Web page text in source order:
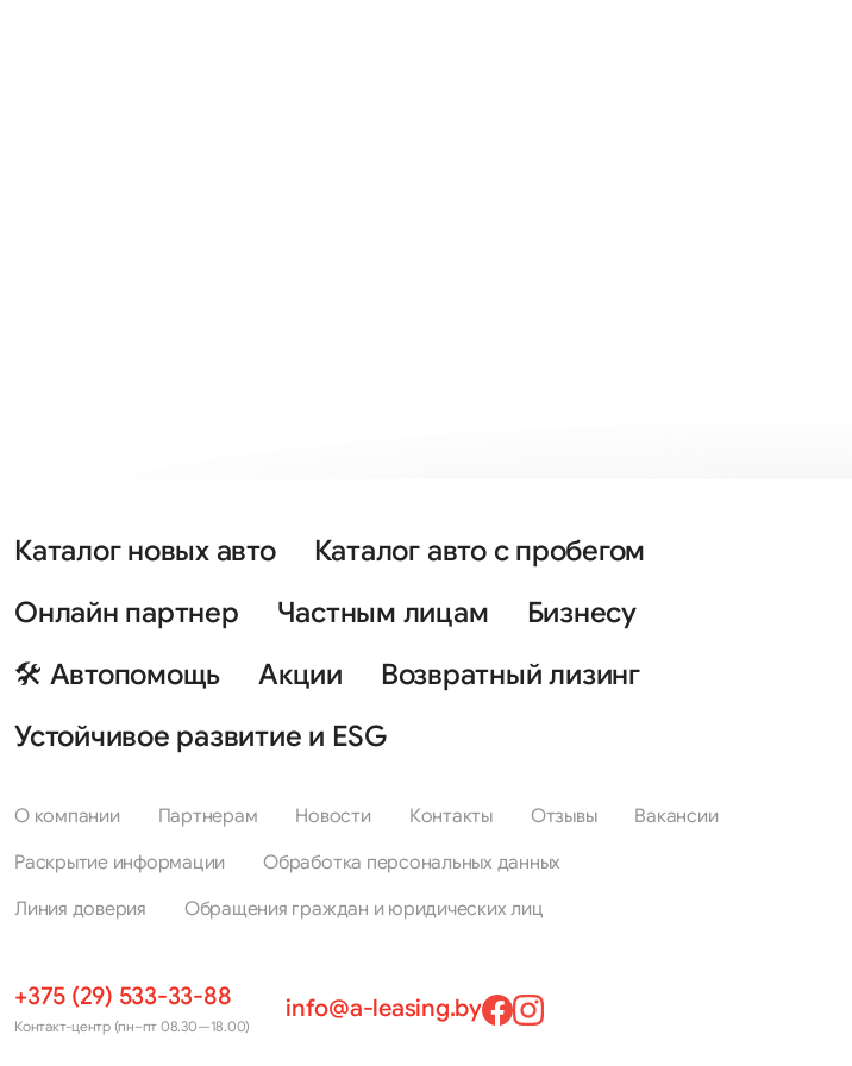
Каталог новых авто
Каталог авто с пробегом
Онлайн партнер
Частным лицам
Бизнесу
🛠 Автопомощь
Акции
Возвратный лизинг
Устойчивое развитие и ESG
О компании Партнерам Новости Контакты Отзывы
Вакансии
Раскрытие информации
Обработка персональных данных
Линия доверия
Обращения граждан и юридических лиц
+375 (29) 533-33-88
Контакт-центр (пн–пт 08.30—18.00)
info@a-leasing.by